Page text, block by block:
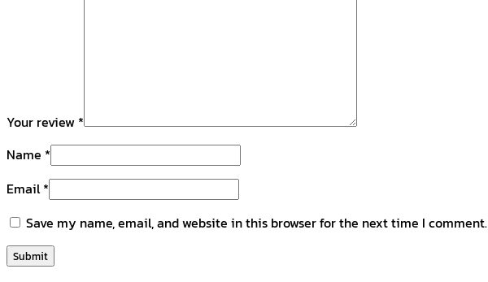
Your review *
Name *
Email*
Save my name, email, and website in this browser for the next time I comment.